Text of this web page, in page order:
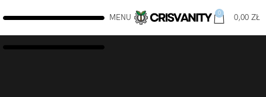
MENU 0 0,00 ZŁ